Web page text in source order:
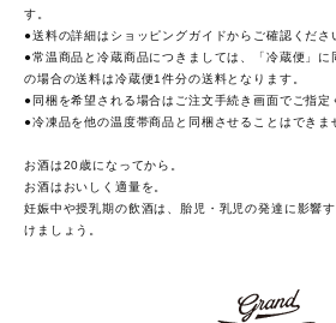
す。
●送料の詳細は ショッピングガイドからご確認くださ
●常温商品と冷蔵商品につきましては、「冷蔵便」に
の場合の送料は冷蔵便1件分の送料となります。
●同梱を希望される場合はご注文手続き画面でご指定
●冷凍品を他の温度帯商品と同梱させることはできま
お酒は20歳になってから。
お酒はおいしく適量を。
妊娠中や授乳期の飲酒は、胎児・乳児の発達に影響
けましょう。